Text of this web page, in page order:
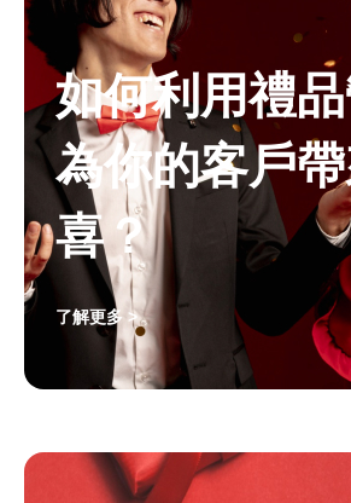
如何利用禮
為你的客戶
喜？
了解更多 >